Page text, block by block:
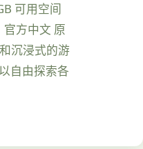
可用空间
方中文 原
沉浸式的游
自由探索各